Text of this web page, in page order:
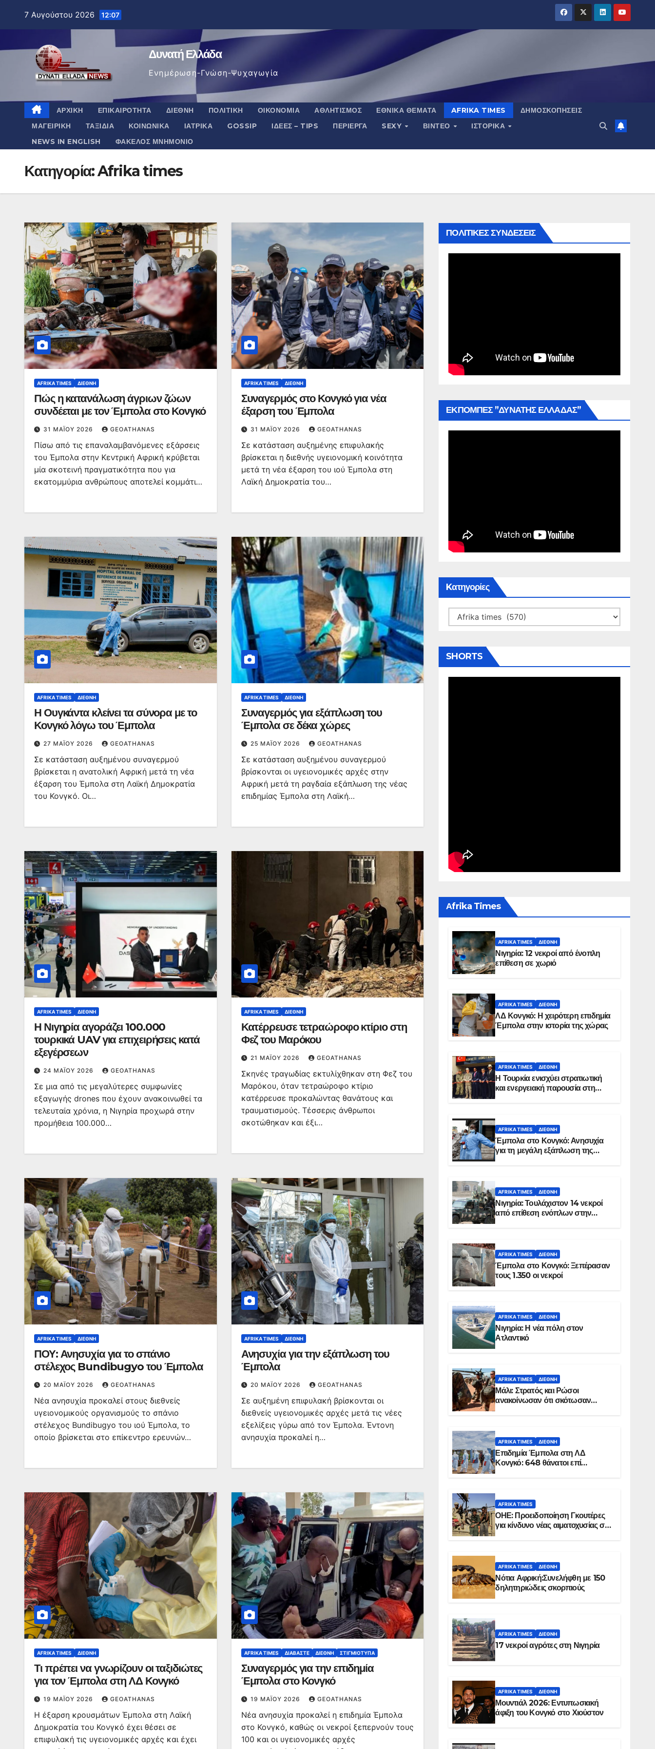
7 Αυγούστου 2026 12:07
Δυνατή Ελλάδα
Ενημέρωση-Γνώση-Ψυχαγωγία
ΑΡΧΙΚΉ ΕΠΙΚΑΙΡΌΤΗΤΑ ΔΙΕΘΝΉ ΠΟΛΙΤΙΚΉ ΟΙΚΟΝΟΜΊΑ ΑΘΛΗΤΙΣΜΌΣ ΕΘΝΙΚΆ ΘΈΜΑΤΑ AFRIKA TIMES
ΔΗΜΟΣΚΟΠΉΣΕΙΣ
ΜΑΓΕΙΡΙΚΉ
ΤΑΞΊΔΙΑ ΚΟΙΝΩΝΙΚΆ ΙΑΤΡΙΚΆ GOSSIP ΙΔΈΕΣ – TIPS ΠΕΡΊΕΡΓΑ SEXY ΒΙΝΤΕΟ
ΙΣΤΟΡΙΚΆ
NEWS IN ENGLISH
ΦΆΚΕΛΟΣ ΜΝΗΜΌΝΙΟ
Κατηγορία:Afrika times
AFRIKA TIMES ΔΙΕΘΝΉ
Πώς η κατανάλωση άγριων ζώων
συνδέεται με τον Έμπολα στο Κονγκό
31 ΜΑΪ́ΟΥ 2026 GEOATHANAS
Πίσω από τις επαναλαμβανόμενες εξάρσεις
του Έμπολα στην Κεντρική Αφρική κρύβεται
μία σκοτεινή πραγματικότητα που για
εκατομμύρια ανθρώπους αποτελεί κομμάτι…
AFRIKA TIMES ΔΙΕΘΝΉ
Συναγερμός στο Κονγκό για νέα
έξαρση του Έμπολα
31 ΜΑΪ́ΟΥ 2026 GEOATHANAS
Σε κατάσταση αυξημένης επιφυλακής
βρίσκεται η διεθνής υγειονομική κοινότητα
μετά τη νέα έξαρση του ιού Έμπολα στη
Λαϊκή Δημοκρατία του…
AFRIKA TIMES ΔΙΕΘΝΉ
Η Ουγκάντα κλείνει τα σύνορα με το
Κονγκό λόγω του Έμπολα
27 ΜΑΪ́ΟΥ 2026 GEOATHANAS
Σε κατάσταση αυξημένου συναγερμού
βρίσκεται η ανατολική Αφρική μετά τη νέα
έξαρση του Έμπολα στη Λαϊκή Δημοκρατία
του Κονγκό. Οι…
AFRIKA TIMES ΔΙΕΘΝΉ
Συναγερμός για εξάπλωση του
Έμπολα σε δέκα χώρες
25 ΜΑΪ́ΟΥ 2026 GEOATHANAS
Σε κατάσταση αυξημένου συναγερμού
βρίσκονται οι υγειονομικές αρχές στην
Αφρική μετά τη ραγδαία εξάπλωση της νέας
επιδημίας Έμπολα στη Λαϊκή…
AFRIKA TIMES ΔΙΕΘΝΉ
Η Νιγηρία αγοράζει 100.000
τουρκικά UAV για επιχειρήσεις κατά
εξεγέρσεων
24 ΜΑΪ́ΟΥ 2026 GEOATHANAS
Σε μια από τις μεγαλύτερες συμφωνίες
εξαγωγής drones που έχουν ανακοινωθεί τα
τελευταία χρόνια, η Νιγηρία προχωρά στην
προμήθεια 100.000…
AFRIKA TIMES ΔΙΕΘΝΉ
Κατέρρευσε τετραώροφο κτίριο στη
Φεζ του Μαρόκου
21 ΜΑΪ́ΟΥ 2026 GEOATHANAS
Σκηνές τραγωδίας εκτυλίχθηκαν στη Φεζ του
Μαρόκου, όταν τετραώροφο κτίριο
κατέρρευσε προκαλώντας θανάτους και
τραυματισμούς. Τέσσερις άνθρωποι
σκοτώθηκαν και έξι…
AFRIKA TIMES ΔΙΕΘΝΉ
ΠΟΥ: Ανησυχία για το σπάνιο
στέλεχος Bundibugyo του Έμπολα
20 ΜΑΪ́ΟΥ 2026 GEOATHANAS
Νέα ανησυχία προκαλεί στους διεθνείς
υγειονομικούς οργανισμούς το σπάνιο
στέλεχος Bundibugyo του ιού Έμπολα, το
οποίο βρίσκεται στο επίκεντρο ερευνών…
AFRIKA TIMES ΔΙΕΘΝΉ
Ανησυχία για την εξάπλωση του
Έμπολα
20 ΜΑΪ́ΟΥ 2026 GEOATHANAS
Σε αυξημένη επιφυλακή βρίσκονται οι
διεθνείς υγειονομικές αρχές μετά τις νέες
εξελίξεις γύρω από τον Έμπολα. Έντονη
ανησυχία προκαλεί η…
AFRIKA TIMES ΔΙΕΘΝΉ
Τι πρέπει να γνωρίζουν οι ταξιδιώτες
για τον Έμπολα στη ΛΔ Κονγκό
19 ΜΑΪ́ΟΥ 2026 GEOATHANAS
Η έξαρση κρουσμάτων Έμπολα στη Λαϊκή
Δημοκρατία του Κονγκό έχει θέσει σε
επιφυλακή τις υγειονομικές αρχές και έχει
AFRIKA TIMES ΔΙΑΒΆΣΤΕ ΔΙΕΘΝΉ ΣΤΙΓΜΙΌΤΥΠΑ
Συναγερμός για την επιδημία
Έμπολα στο Κονγκό
19 ΜΑΪ́ΟΥ 2026 GEOATHANAS
Νέα ανησυχία προκαλεί η επιδημία Έμπολα
στο Κονγκό, καθώς οι νεκροί ξεπερνούν τους
100 και οι υγειονομικές αρχές
ΠΟΛΙΤΙΚΕΣ ΣΥΝΔΕΣΕΙΣ
ΕΚΠΟΜΠΕΣ ”ΔΥΝΑΤΗΣ ΕΛΛΑΔΑΣ”
Kατηγορίες
Kατηγορίες
SHORTS
Αfrika Times
AFRIKA TIMES ΔΙΕΘΝΉ
Νιγηρία: 12 νεκροί από ένοπλη
επίθεση σε χωριό
AFRIKA TIMES ΔΙΕΘΝΉ
ΛΔ Κονγκό: Η χειρότερη επιδημία
Έμπολα στην ιστορία της χώρας
AFRIKA TIMES ΔΙΕΘΝΉ
Η Τουρκία ενισχύει στρατιωτική
και ενεργειακή παρουσία στη
AFRIKA TIMES ΔΙΕΘΝΉ
Έμπολα στο Κονγκό: Ανησυχία
για τη μεγάλη εξάπλωση της
AFRIKA TIMES ΔΙΕΘΝΉ
Νιγηρία: Τουλάχιστον 14 νεκροί
από επίθεση ενόπλων στην
AFRIKA TIMES ΔΙΕΘΝΉ
Έμπολα στο Κονγκό: Ξεπέρασαν
τους 1.350 οι νεκροί
AFRIKA TIMES ΔΙΕΘΝΉ
Νιγηρία: Η νέα πόλη στον
Ατλαντικό
AFRIKA TIMES ΔΙΕΘΝΉ
Μάλι: Στρατός και Ρώσοι
ανακοίνωσαν ότι σκότωσαν
AFRIKA TIMES ΔΙΕΘΝΉ
Επιδημία Έμπολα στη ΛΔ
Κονγκό: 648 θάνατοι επί
AFRIKA TIMES
ΟΗΕ: Προειδοποίηση Γκουτέρες
για κίνδυνο νέας αιματοχυσίας στο
AFRIKA TIMES ΔΙΕΘΝΉ
Νότια Αφρική:Συνελήφθη με 150
δηλητηριώδεις σκορπιούς
AFRIKA TIMES ΔΙΕΘΝΉ
17 νεκροί αγρότες στη Νιγηρία
AFRIKA TIMES ΔΙΕΘΝΉ
Μουντιάλ 2026: Εντυπωσιακή
άφιξη του Κονγκό στο Χιούστον